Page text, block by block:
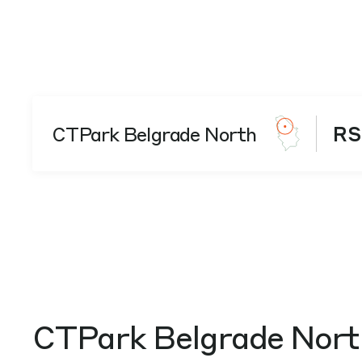
CTPark Belgrade North RS
CTPark Belgrade